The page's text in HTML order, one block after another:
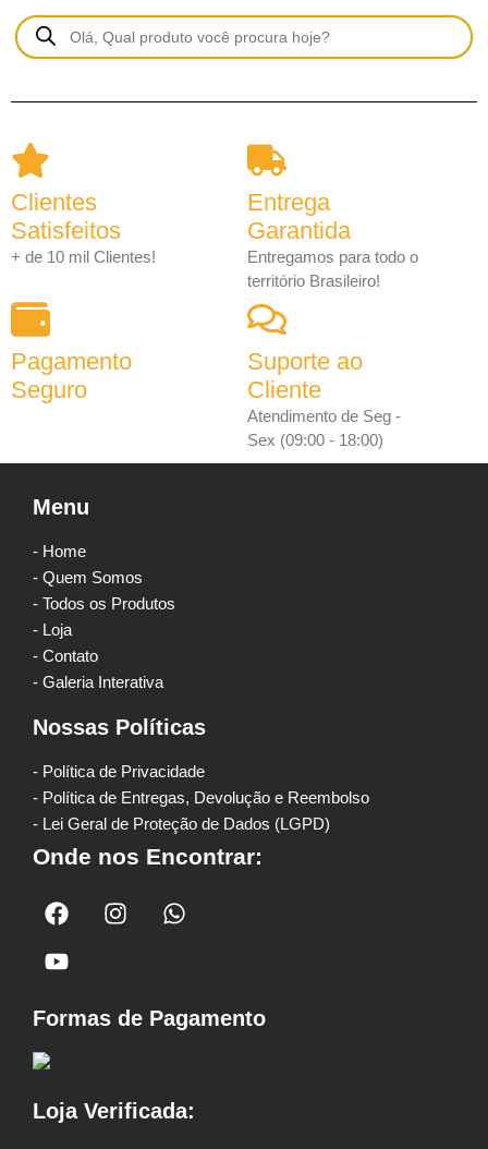
Clientes
Satisfeitos
+ de 10 mil Clientes!
Entrega
Garantida
Entregamos para todo o
território Brasileiro!
Pagamento
Seguro
Suporte ao
Cliente
Atendimento de Seg -
Sex (09:00 - 18:00)
Menu
- Home
- Quem Somos
- Todos os Produtos
- Loja
- Contato
- Galeria Interativa
Nossas Políticas
- Política de Privacidade
- Política de Entregas, Devolução e Reembolso
- Lei Geral de Proteção de Dados (LGPD)
Onde nos Encontrar:
Formas de Pagamento
Loja Verificada: